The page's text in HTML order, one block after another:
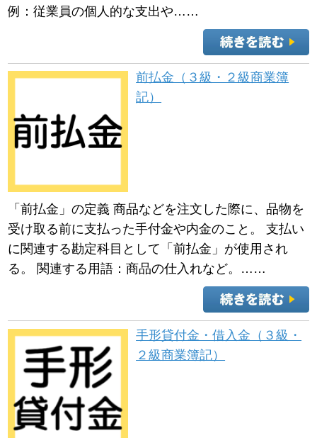
例：従業員の個人的な支出や……
前払金（３級・２級商業簿
記）
「前払金」の定義 商品などを注文した際に、品物を
受け取る前に支払った手付金や内金のこと。 支払い
に関連する勘定科目として「前払金」が使用され
る。 関連する用語：商品の仕入れなど。……
手形貸付金・借入金（３級・
２級商業簿記）